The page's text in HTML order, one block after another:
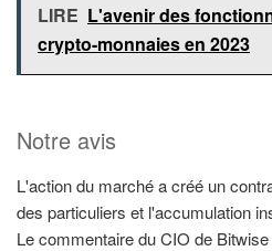
LIRE L'avenir des
crypto-monnaies en 2023
Notre avis
L'action du marché a créé un
des particuliers et l'accumulation
Le commentaire du CIO de